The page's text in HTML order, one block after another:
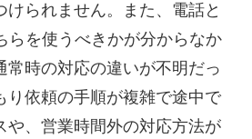
けられません。また、電話と
らを使うべきかが分からなか
常時の対応の違いが不明だっ
り依頼の手順が複雑で途中で
や、営業時間外の対応方法が